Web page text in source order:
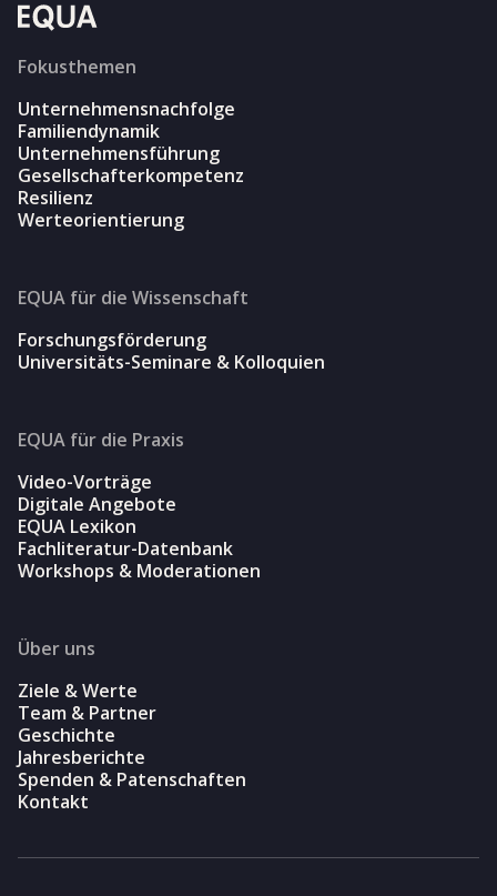
Fokusthemen
Unternehmensnachfolge
Familiendynamik
Unternehmensführung
Gesellschafterkompetenz
Resilienz
Werteorientierung
EQUA für die Wissenschaft
Forschungsförderung
Universitäts-Seminare & Kolloquien
EQUA für die Praxis
Video-Vorträge
Digitale Angebote
EQUA Lexikon
Fachliteratur-Datenbank
Workshops & Moderationen
Über uns
Ziele & Werte
Team & Partner
Geschichte
Jahresberichte
Spenden & Patenschaften
Kontakt